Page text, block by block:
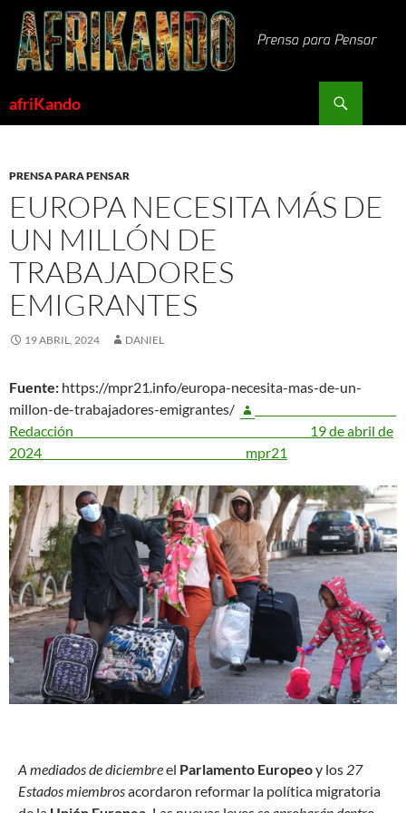
Saltar
contenido
afriKando
PRENSA PARA PENSAR
EUROPA NECESITA MÁS DE
UN MILLÓN DE
TRABAJADORES
EMIGRANTES
19 ABRIL, 2024 DANIEL
Fuente: https://mpr21.info/europa-necesita-mas-de-un-
millon-de-trabajadores-emigrantes/
Redacción 19 de abril de
2024 mpr21
A mediados de diciembreel Parlamento Europeoy los 27
Estados miembrosacordaron reformar la política migratoria